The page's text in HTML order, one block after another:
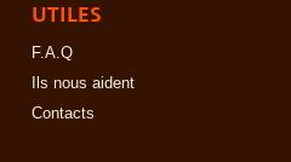
UTILES
F.A.Q
Ils nous aident
Contacts